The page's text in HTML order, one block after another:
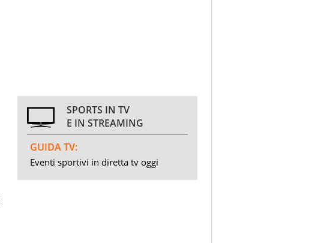
SPORTS IN TV
E IN STREAMING
GUIDA TV:
Eventi sportivi in diretta tv oggi